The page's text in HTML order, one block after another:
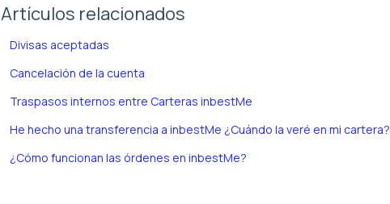
Artículos relacionados
Divisas aceptadas
Cancelación de la cuenta
Traspasos internos entre Carteras inbestMe
He hecho una transferencia a inbestMe ¿Cuándo la veré en mi cartera?
¿Cómo funcionan las órdenes en inbestMe?